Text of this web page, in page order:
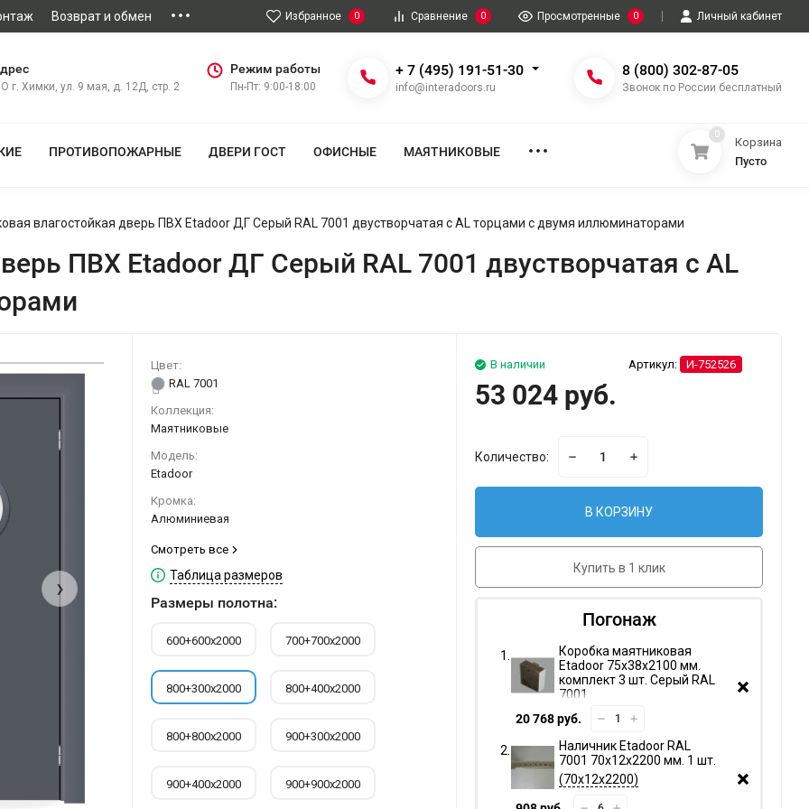
Возврат и обмен Избранное 0 Сравнение 0 Просмотренные 0 Личный кабинет
г. Химки, ул. 9 мая, д. 12Д, стр. 2
Режим работы
Пн-Пт: 9:00-18:00
+ 7 (495) 191-51-30
info@interadoors.ru
8 (800) 302-87-05
Звонок по России бесплатный
ПРОТИВОПОЖАРНЫЕ ДВЕРИ ГОСТ ОФИСНЫЕ МАЯТНИКОВЫЕ
0
Корзина
Пусто
влагостойкая дверь ПВХ Etadoor ДГ Серый RAL 7001 двустворчатая с AL торцами с двумя иллюминаторами
ПВХ Etadoor ДГ Серый RAL 7001 двустворчатая с AL
›
Цвет:
RAL 7001
Коллекция:
Маятниковые
Модель:
Etadoor
Кромка:
Алюминиевая
Смотреть все
Таблица размеров
Размеры полотна:
600+600х2000 700+700х2000
800+300х2000 800+400х2000
800+800х2000 900+300х2000
900+400х2000 900+900х2000
Артикул: И-752526
В наличии
53 024 руб.
Количество:
В КОРЗИНУ
Купить в 1 клик
Погонаж
Коробка маятниковая
Etadoor 75х38х2100 мм.
комплект 3 шт. Серый RAL
7001
20 768 руб.
Наличник Etadoor RAL
7001 70х12х2200 мм. 1 шт.
70х12х2200